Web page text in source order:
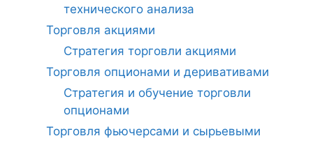
технического анализа
Торговля акциями
Стратегия торговли акциями
Торговля опционами и деривативами
Стратегия и обучение торговли
опционами
Торговля фьючерсами и сырьевыми